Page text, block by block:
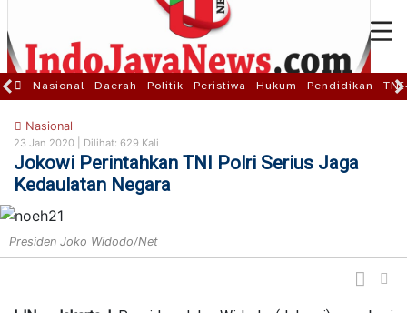
Nasional Daerah Politik Peristiwa Hukum Pendidikan
Nasional
23 Jan 2020 | Dilihat: 629 Kali
Jokowi Perintahkan TNI Polri Serius Jaga
Kedaulatan Negara
Presiden Joko Widodo/Net